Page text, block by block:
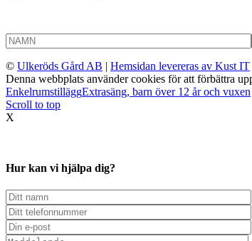
© Ulkeröds Gård AB | Hemsidan levereras av Kust IT
Denna webbplats använder cookies för att förbättra
EnkelrumstilläggExtrasäng, barn över 12 år och vuxen
Scroll to top
X
Hur kan vi hjälpa dig?